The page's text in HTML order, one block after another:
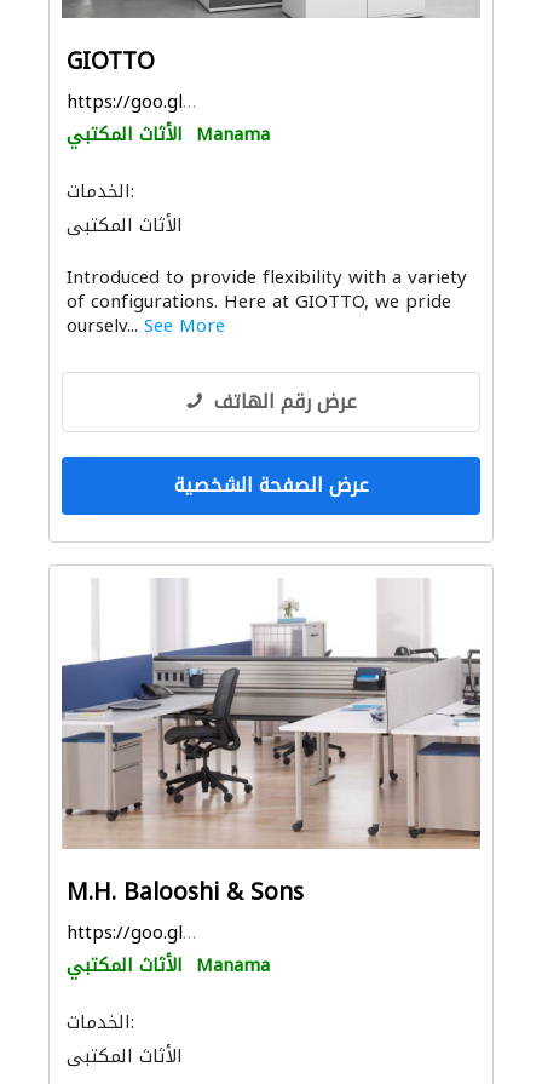
GIOTTO
https://goo.gl/maps/sE5VPYMLmyF8UDG1A
الأثاث المكتبي Manama
الخدمات:
الأثاث المكتبي
Introduced to provide flexibility with a variety
of configurations. Here at GIOTTO, we pride
ourselv... See More
عرض رقم الهاتف
عرض الصفحة الشخصية
M.H. Balooshi & Sons
https://goo.gl/maps/tJcXWyKZM6K7FcPo8
الأثاث المكتبي Manama
الخدمات:
الأثاث المكتبي